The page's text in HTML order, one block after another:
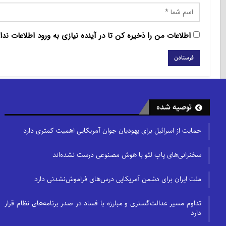
اطلاعات من را ذخیره کن تا در آینده نیازی به ورود اطلاعات
توصیه شده
حمایت از اسرائیل برای یهودیان جوان آمریکایی اهمیت کمتری دارد
سخنرانی‌های پاپ لئو با هوش مصنوعی درست نشده‌اند
ملت ایران برای دشمن آمریکایی درس‌های فراموش‌نشدنی دارد
تداوم مسیر عدالت‌گستری و مبارزه با فساد در صدر برنامه‌های نظام قرار
دارد